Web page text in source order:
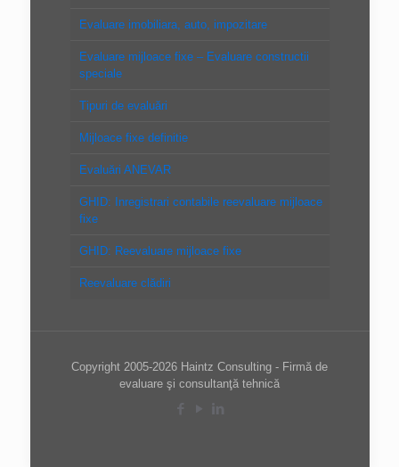
Evaluare imobiliara, auto, impozitare
Evaluare mijloace fixe – Evaluare constructii
speciale
Tipuri de evaluări
Mijloace fixe definitie
Evaluări ANEVAR
GHID: Inregistrari contabile reevaluare mijloace
fixe
GHID: Reevaluare mijloace fixe
Reevaluare clădiri
Copyright 2005-2026 Haintz Consulting - Firmă de
evaluare şi consultanţă tehnică